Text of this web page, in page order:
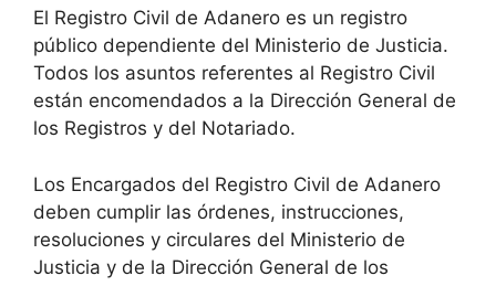
El Registro Civil de Adanero es un registro
público dependiente del Ministerio de Justicia.
Todos los asuntos referentes al Registro Civil
están encomendados a la Dirección General de
los Registros y del Notariado.
Los Encargados del Registro Civil de Adanero
deben cumplir las órdenes, instrucciones,
resoluciones y circulares del Ministerio de
Justicia y de la Dirección General de los